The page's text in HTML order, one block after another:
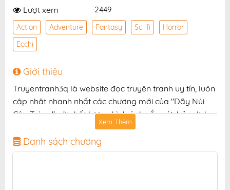
Lượt xem 2449
Action Adventure Fantasy Sci-fi
Horror
Ecchi
Giới thiệu
Truyentranh3q là website đọc truyện tranh uy tín, luôn
cập nhật nhanh nhất các chương mới của "Dãy Núi
Côn Trùng" với chất lượng hình ảnh sắc nét, bản dịch
chuẩn và giao diện thân thiện, mang đến trải nghiệm
đọc truyện hấp dẫn, tiện lợi, hoàn toàn miễn phí cho
độc giả yêu thích truyện tranh online.
Xem Thêm
Danh sách chương